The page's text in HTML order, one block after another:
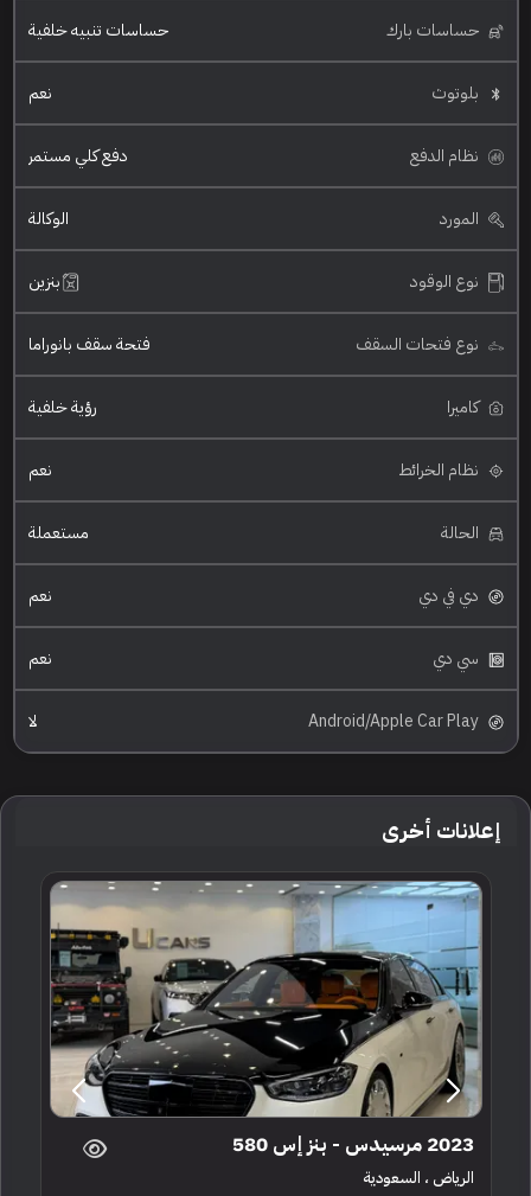
حساسات بارك حساسات تنبيه خلفية
بلوتوث نعم
نظام الدفع دفع كلي مستمر
المورد الوكالة
نوع الوقود بنزين
نوع فتحات السقف فتحة سقف بانوراما
كاميرا رؤية خلفية
نظام الخرائط نعم
الحالة مستعملة
دي في دي نعم
سي دي نعم
Android/Apple Car Play لا
إعلانات أخرى
2023 مرسيدس - بنز إس 580
الرياض ، السعودية